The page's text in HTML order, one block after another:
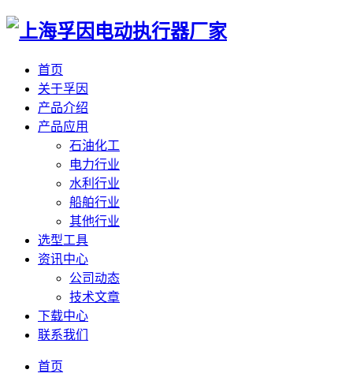
首页
关于孚因
产品介绍
产品应用
石油化工
电力行业
水利行业
船舶行业
其他行业
选型工具
资讯中心
公司动态
技术文章
下载中心
联系我们
首页